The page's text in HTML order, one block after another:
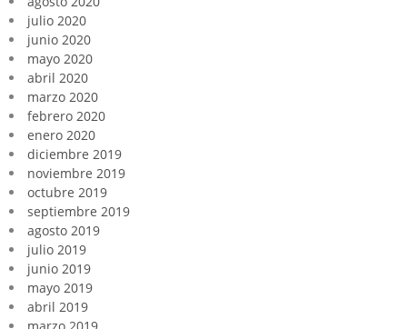
julio 2020
junio 2020
mayo 2020
abril 2020
marzo 2020
febrero 2020
enero 2020
diciembre 2019
noviembre 2019
octubre 2019
septiembre 2019
agosto 2019
julio 2019
junio 2019
mayo 2019
abril 2019